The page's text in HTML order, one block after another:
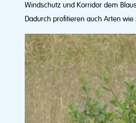
Windschutz und Korridor dem
Dadurch profitieren auch Arten wie